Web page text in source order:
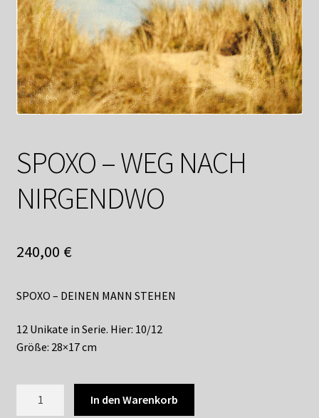
Datenschutzerklärung
Impressum
Kasse
Mein Konto
Mitglieder
Newsletter
Versandkosten / Lieferung
SPOXO – WEG NACH
NIRGENDWO
240,00 €
SPOXO – DEINEN MANN STEHEN
12 Unikate in Serie. Hier: 10/12
Größe: 28×17 cm
In den Warenkorb